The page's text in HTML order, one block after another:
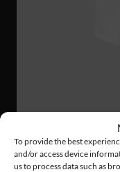
To provide the best
and/or access device
us to process data such as
PS26
FUNCTIONAL PIQUE